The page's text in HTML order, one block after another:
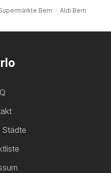
Bern Aldi Bern
Städte